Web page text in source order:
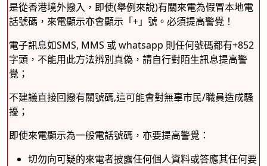
是從香港境外撥入，即使(舉例來說)有關來電為假冒本地電
話號碼，來電顯示亦會顯示「+」號。必須提高警覺！
電子訊息如SMS, MMS 或 whatsapp 則任何號碼都有+852
字頭，不能用此方法辨別真偽，請自行對陌生訊息提高警
覺；
不建議直接回撥有關號碼,這可能會對無辜市民/職員造成騷
擾；
即使來電顯示為一般電話號碼，亦要提高警覺：
切勿向可疑的來電者披露任何個人資料或答應其任何要